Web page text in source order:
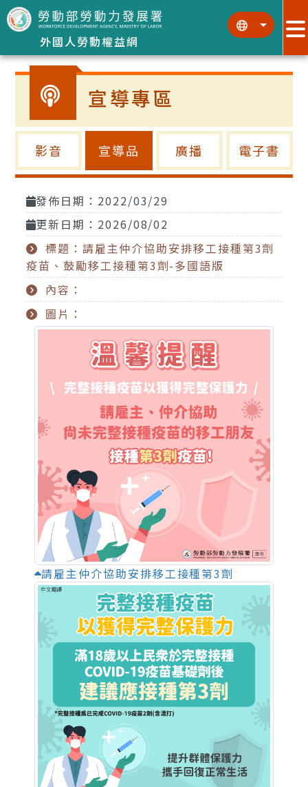
跳到主要內容區塊
外國人勞動權益網
::: :::
宣導專區
影音 宣導品 廣播 電子書
發佈日期：2022/03/29
更新日期：2026/08/02
標題：請雇主仲介協助安排移工接種第3劑
疫苗、鼓勵移工接種第3劑-多國語版
內容：
圖片：
請雇主仲介協助安排移工接種第3劑